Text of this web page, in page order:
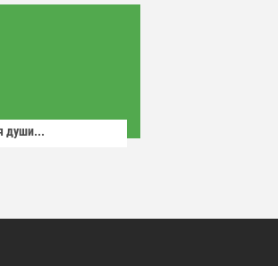
души...